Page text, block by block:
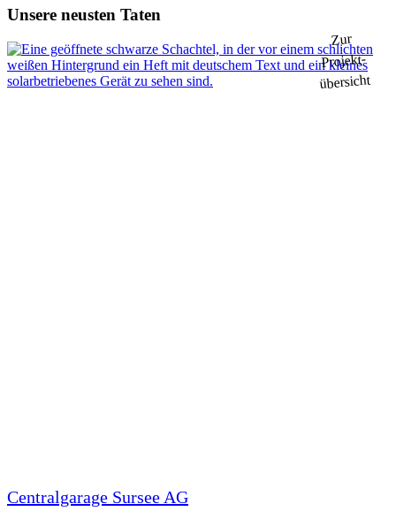
Unsere neusten Taten
Zur
Projekt-
übersicht
Centralgarage Sursee AG